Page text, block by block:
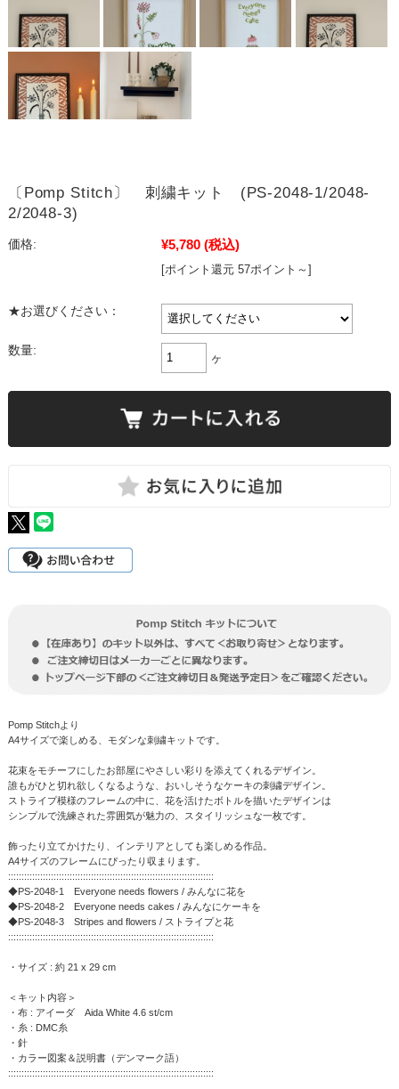
〔Pomp Stitch〕 刺繍キット (PS-2048-1/2048-
2/2048-3)
価格: ¥5,780 (税込)
[ポイント還元 57ポイント～]
★お選びください：
数量:
ヶ
Pomp Stitchより
A4サイズで楽しめる、モダンな刺繍キットです。
花束をモチーフにしたお部屋にやさしい彩りを添えてくれるデザイン。
誰もがひと切れ欲しくなるような、おいしそうなケーキの刺繍デザイン。
ストライプ模様のフレームの中に、花を活けたボトルを描いたデザインは
シンプルで洗練された雰囲気が魅力の、スタイリッシュな一枚です。
飾ったり立てかけたり、インテリアとしても楽しめる作品。
A4サイズのフレームにぴったり収まります。
:::::::::::::::::::::::::::::::::::::::::::::::::::::::::::::::::::::::::::::
◆PS-2048-1 Everyone needs flowers / みんなに花を
◆PS-2048-2 Everyone needs cakes / みんなにケーキを
◆PS-2048-3 Stripes and flowers / ストライプと花
:::::::::::::::::::::::::::::::::::::::::::::::::::::::::::::::::::::::::::::
・サイズ : 約 21 x 29 cm
＜キット内容＞
・布 : アイーダ Aida White 4.6 st/cm
・糸 : DMC糸
・針
・カラー図案＆説明書（デンマーク語）
:::::::::::::::::::::::::::::::::::::::::::::::::::::::::::::::::::::::::::::